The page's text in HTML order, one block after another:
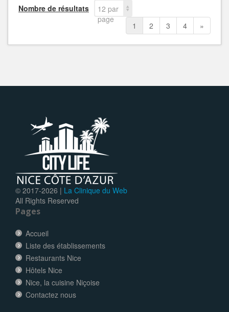
Nombre de résultats
12 par
page
1 2 3 4 »
© 2017-2026 | La Clinique du Web
All Rights Reserved
Pages
Accueil
Liste des établissements
Restaurants Nice
Hôtels Nice
Nice, la cuisine Niçoise
Contactez nous